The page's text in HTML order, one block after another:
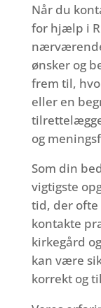
Når du
for hjælp i
ønsker og
frem til,
eller en
og
Som din
vigtigste
tid, der ofte
kontakte
kirkegård
kan være
korrekt og